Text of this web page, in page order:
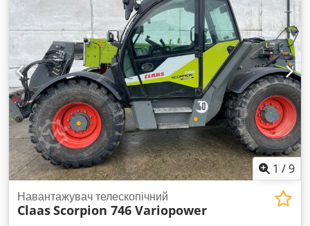
1 /9
Навантажувач телескопічний
ClaasScorpion 746 Variopower